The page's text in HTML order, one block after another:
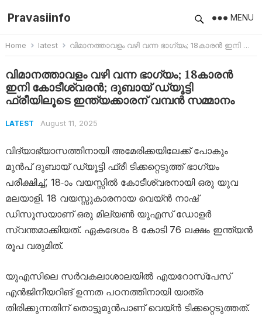
Pravasiinfo MENU
Home latest വിമാനത്താവളം വഴി വന്ന ഭാ​ഗ്യം; 18കാരൻ ഇനി കോടീശ്വരൻ; ദുബായ് ഡ്യൂട്ടി ഫ്രീയിലൂടെ ഇന്ത്യക്കാരന് വമ്പൻ സമ്മാനം
വിമാനത്താവളം വഴി വന്ന ഭാ​ഗ്യം; 18കാരൻ
ഇനി കോടീശ്വരൻ; ദുബായ് ഡ്യൂട്ടി
ഫ്രീയിലൂടെ ഇന്ത്യക്കാരന് വമ്പൻ സമ്മാനം
LATEST August 11, 2025
വിദ്യാഭ്യാസത്തിനായി അമേരിക്കയിലേക്ക് പോകും
മുൻപ് ദുബായ് ഡ്യൂട്ടി ഫ്രീ ടിക്കറ്റെടുത്ത് ഭാഗ്യം
പരീക്ഷിച്ച്, 18-ാം വയസ്സിൽ കോടീശ്വരനായി ഒരു യുവ
മലയാളി. 18 വയസ്സുകാരനായ വെയ്ൻ നാഷ്
ഡിസൂസയാണ് ഒരു മില്യൺ യുഎസ് ഡോളർ
സ്വന്തമാക്കിയത്. ഏകദേശം 8 കോടി 76 ലക്ഷം ഇന്ത്യൻ
രൂപ വരുമിത്.
യുഎസിലെ സർവകലാശാലയിൽ എയറോസ്പേസ്
എൻജിനീയറിങ് ഉന്നത പഠനത്തിനായി യാത്ര
തിരിക്കുന്നതിന് തൊട്ടുമുൻപാണ് വെയ്ൻ ടിക്കറ്റെടുത്തത്.